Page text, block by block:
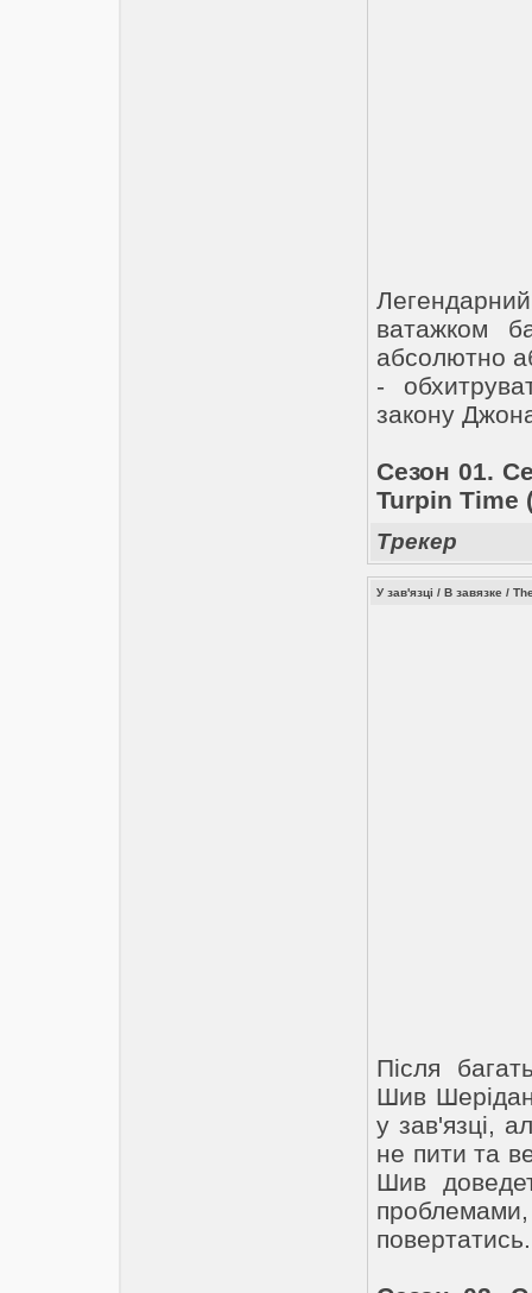
ватажком
абсолютно
-
закону
Сезон 01.
Turpin Time
Трекер
У зав'язці / В завязке /
Після
Шив
у зав'язці,
не пити та
Шив
повертатись.